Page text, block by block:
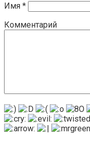
Имя *
Комментарий